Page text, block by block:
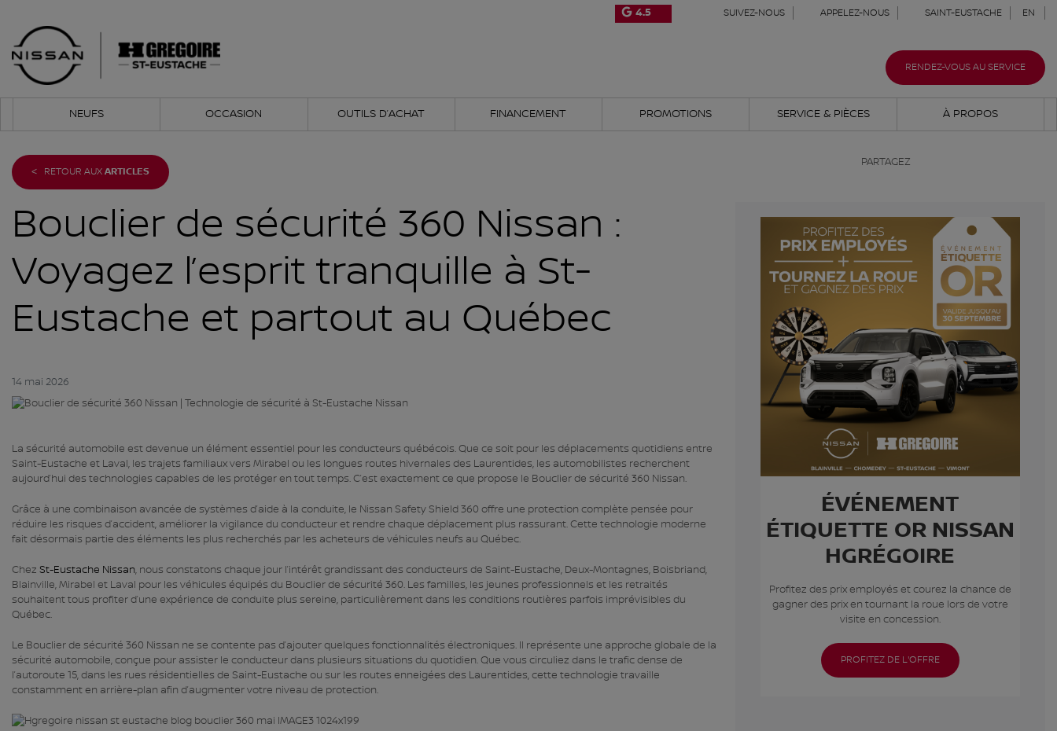
4.5 SUIVEZ-NOUS APPELEZ-NOUS SAINT-EUSTACHE EN
RENDEZ-VOUS AU SERVICE
NEUFS OCCASION OUTILS D’ACHAT FINANCEMENT PROMOTIONS SERVICE & PIÈCES À PROPOS
< RETOUR AUX ARTICLES
PARTAGEZ
Bouclier de sécurité 360 Nissan :
Voyagez l’esprit tranquille à St-
Eustache et partout au Québec
14 mai 2026
La sécurité automobile est devenue un élément essentiel pour les conducteurs québécois. Que ce soit pour les déplacements quotidiens entre
Saint-Eustache et Laval, les trajets familiaux vers Mirabel ou les longues routes hivernales des Laurentides, les automobilistes recherchent
aujourd’hui des technologies capables de les protéger en tout temps. C’est exactement ce que propose le Bouclier de sécurité 360 Nissan.
Grâce à une combinaison avancée de systèmes d’aide à la conduite, le Nissan Safety Shield 360 offre une protection complète pensée pour
réduire les risques d’accident, améliorer la vigilance du conducteur et rendre chaque déplacement plus rassurant. Cette technologie moderne
fait désormais partie des éléments les plus recherchés par les acheteurs de véhicules neufs au Québec.
Chez St-Eustache Nissan, nous constatons chaque jour l’intérêt grandissant des conducteurs de Saint-Eustache, Deux-Montagnes, Boisbriand,
Blainville, Mirabel et Laval pour les véhicules équipés du Bouclier de sécurité 360. Les familles, les jeunes professionnels et les retraités
souhaitent tous profiter d’une expérience de conduite plus sereine, particulièrement dans les conditions routières parfois imprévisibles du
Québec.
Le Bouclier de sécurité 360 Nissan ne se contente pas d’ajouter quelques fonctionnalités électroniques. Il représente une approche globale de la
sécurité automobile, conçue pour assister le conducteur dans plusieurs situations du quotidien. Que vous circuliez dans le trafic dense de
l’autoroute 15, dans les rues résidentielles de Saint-Eustache ou sur les routes enneigées des Laurentides, cette technologie travaille
constamment en arrière-plan afin d’augmenter votre niveau de protection.
ÉVÉNEMENT
ÉTIQUETTE OR NISSAN
HGRÉGOIRE
Profitez des prix employés et courez la chance de
gagner des prix en tournant la roue lors de votre
visite en concession.
PROFITEZ DE L'OFFRE